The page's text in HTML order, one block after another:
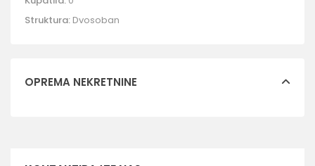
Struktura: Dvosoban
OPREMA NEKRETNINE